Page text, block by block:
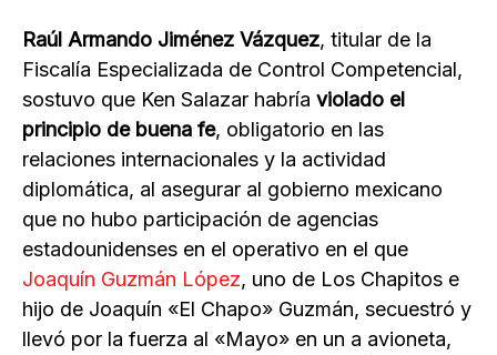
Raúl Armando Jiménez Vázquez, titular de la
Fiscalía Especializada de Control Competencial,
sostuvo que Ken Salazar habría violado el
principio de buena fe, obligatorio en las
relaciones internacionales y la actividad
diplomática, al asegurar al gobierno mexicano
que no hubo participación de agencias
estadounidenses en el operativo en el que
Joaquín Guzmán López, uno de Los Chapitos e
hijo de Joaquín «El Chapo» Guzmán, secuestró y
llevó por la fuerza al «Mayo» en un a avioneta,